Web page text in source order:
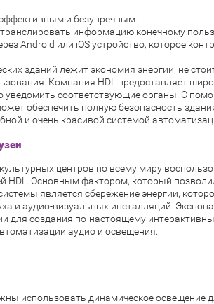
и безупречным.
информацию конечному
Android или iOS устройство, которое
зданий лежит экономия энергии, не
Компания HDL предоставляет
соответствующие органы. С
обеспечить полную безопасность
и очень красивой системой
центров по всему миру
HDL. Основным фактором, который
является сбережение энергии,
и аудио-визуальных инсталляций.
для создания по-настоящему
аудио и освещения.
использовать динамическое освещение